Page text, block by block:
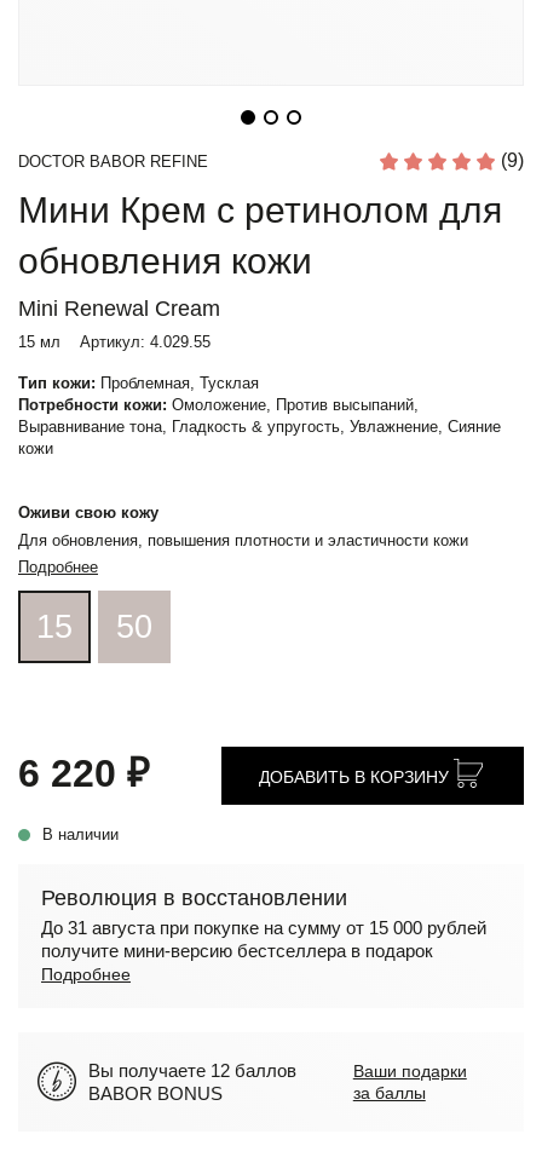
DOCTOR BABOR REFINE (9)
Мини Крем с ретинолом для
обновления кожи
Mini Renewal Cream
15 мл Артикул: 4.029.55
Тип кожи: Проблемная, Тусклая
Потребности кожи: Омоложение, Против высыпаний,
Выравнивание тона, Гладкость & упругость, Увлажнение, Сияние
кожи
Оживи свою кожу
Для обновления, повышения плотности и эластичности кожи
Подробнее
15 50
6 220 ₽
В наличии
ДОБАВИТЬ В КОРЗИНУ
Революция в восстановлении
До 31 августа при покупке на сумму от 15 000 рублей
получите мини-версию бестселлера в подарок
Подробнее
Вы получаете 12 баллов
BABOR BONUS
Ваши подарки
за баллы